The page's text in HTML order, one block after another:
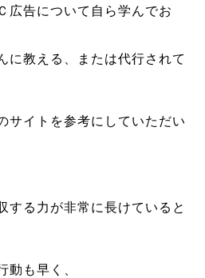
広告について自ら学んでお
に教える、または代行されて
サイトを参考にしていただい
する力が非常に長けていると
動も早く、